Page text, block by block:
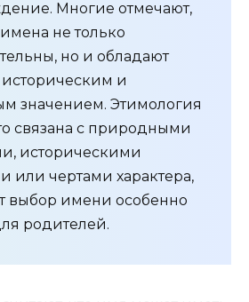
Многие отмечают,
не только
но и обладают
и
значением. Этимология
связана с природными
историческими
или чертами характера,
выбор имени особенно
родителей.